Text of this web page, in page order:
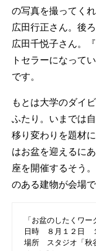
の写真を撮ってく
広田行正さん。後
広田千悦子さん。
トセラーになって
です。
もとは大学のダイ
ふたり。いまでは
移り変わりを題材
はお盆を迎えるに
座を開催するそう
のある建物が会場で
「お盆のしたくワー
日時 ８月１２日
場所 スタジオ「秋